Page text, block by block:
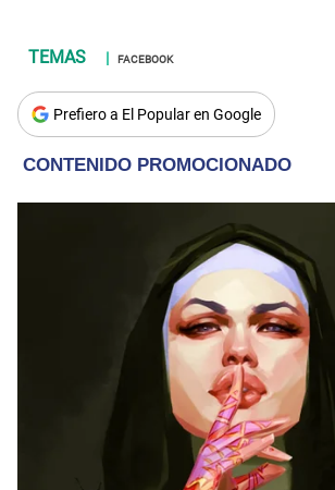
FACEBOOK
Prefiero a El Popular en Google